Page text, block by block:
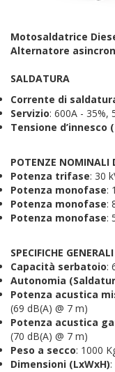
Motosaldatrice
Alternatore
SALDATURA
Corrente di
Servizio: 600A - 35%,
Tensione d’innesco
POTENZE NOMINALI
Potenza trifase: 30
Potenza monofase:
Potenza monofase:
Potenza monofase:
SPECIFICHE GENERALI
Capacità serbatoio:
Autonomia
Potenza acustica
(69 dB(A) @ 7 m)
Potenza acustica
(70 dB(A) @ 7 m)
Peso a secco: 1000
Dimensioni (LxWxH)